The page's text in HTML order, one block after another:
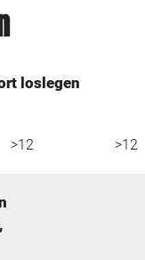
loslegen
>12 >12